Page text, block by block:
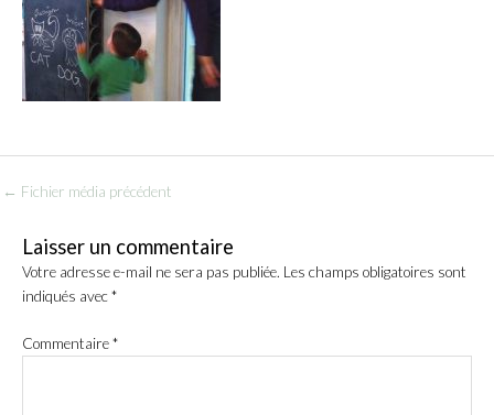
← Fichier média précédent
Laisser un commentaire
Votre adresse e-mail ne sera pas publiée. Les champs obligatoires sont
indiqués avec*
Commentaire*